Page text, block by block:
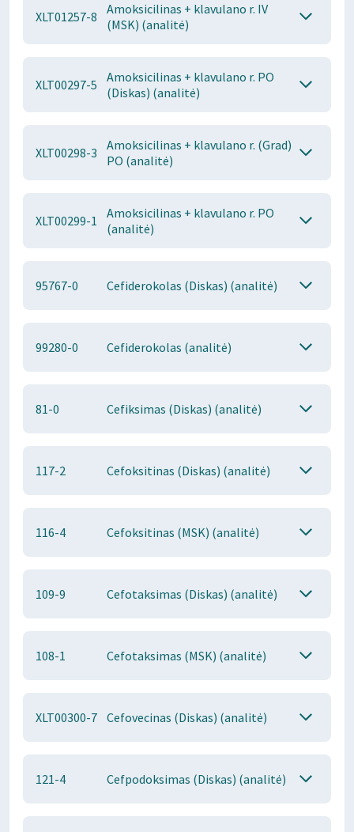
XLT01257-8
Amoksicilinas + klavulano r. IV
(MSK) (analitė)
XLT00297-5
Amoksicilinas + klavulano r. PO
(Diskas) (analitė)
XLT00298-3
Amoksicilinas + klavulano r. (Grad)
PO (analitė)
XLT00299-1
Amoksicilinas + klavulano r. PO
(analitė)
95767-0 Cefiderokolas (Diskas) (analitė)
99280-0 Cefiderokolas (analitė)
81-0 Cefiksimas (Diskas) (analitė)
117-2 Cefoksitinas (Diskas) (analitė)
116-4 Cefoksitinas (MSK) (analitė)
109-9 Cefotaksimas (Diskas) (analitė)
108-1 Cefotaksimas (MSK) (analitė)
XLT00300-7 Cefovecinas (Diskas) (analitė)
121-4 Cefpodoksimas (Diskas) (analitė)